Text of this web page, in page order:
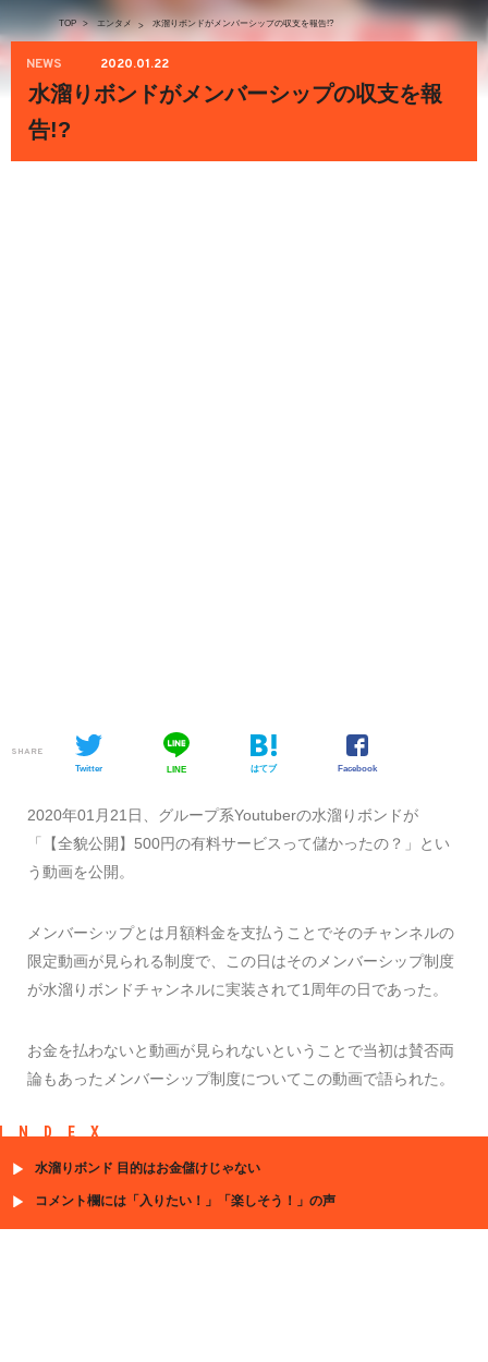
TOP > エンタメ > 水溜りボンドがメンバーシップの収支を報告!?
NEWS 2020.01.22
水溜りボンドがメンバーシップの収支を報
告!?
SHARE
Twitter LINE はてブ Facebook
2020年01月21日、グループ系Youtuberの水溜りボンドが
「【全貌公開】500円の有料サービスって儲かったの？」とい
う動画を公開。
メンバーシップとは月額料金を支払うことでそのチャンネルの
限定動画が見られる制度で、この日はそのメンバーシップ制度
が水溜りボンドチャンネルに実装されて1周年の日であった。
お金を払わないと動画が見られないということで当初は賛否両
論もあったメンバーシップ制度についてこの動画で語られた。
INDEX
水溜りボンド 目的はお金儲けじゃない
コメント欄には「入りたい！」「楽しそう！」の声